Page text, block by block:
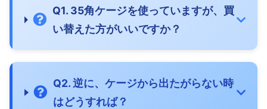
Q1. 35角ケージを使っていますが、買
い替えた方がいいですか？
Q2. 逆に、ケージから出たがらない時
はどうすれば？